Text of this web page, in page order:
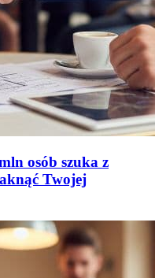
osób szuka z
Twojej